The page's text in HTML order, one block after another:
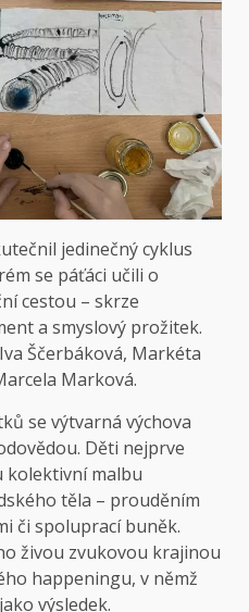
jedinečný cyklus
se páťáci učili o
cestou – skrze
a smyslový prožitek.
Ščerbáková, Markéta
Marková.
se výtvarná výchova
Děti nejprve
malbu
těla – prouděním
či spoluprací buněk.
živou zvukovou krajinou
happeningu, v němž
výsledek.